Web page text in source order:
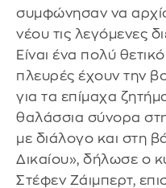
συμφώνησαν να
νέου τις λεγόμενες
Είναι ένα πολύ
πλευρές έχουν την
για τα επίμαχα
θαλάσσια σύνορα
με διάλογο και στη
Δικαίου», δήλωσε ο
Στέφεν Ζάιμπερτ,